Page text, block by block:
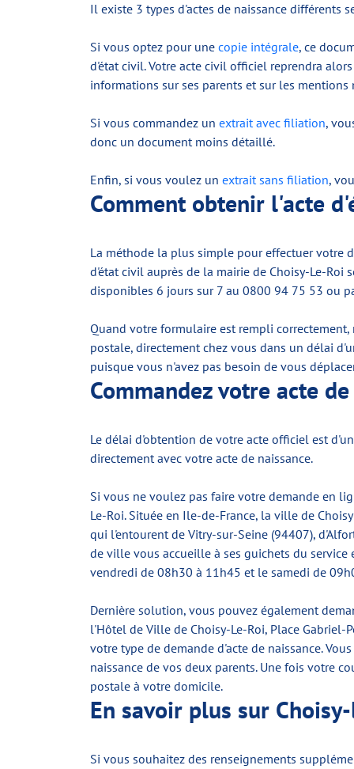
Il existe 3 types d'actes de naissance
Si vous optez pour une copie intégrale, ce
d'état civil. Votre acte civil officiel reprendra
informations sur ses parents et sur les
Si vous commandez un extrait avec filiation,
donc un document moins détaillé.
Enfin, si vous voulez un extrait sans filiation,
Comment obtenir l'acte
La méthode la plus simple pour effectuer votre
d'état civil auprès de la mairie de Choisy-Le-Roi
disponibles 6 jours sur 7 au 0800 94 75 53 ou
Quand votre formulaire est rempli
postale, directement chez vous dans un délai
puisque vous n'avez pas besoin de vous
Commandez votre acte
Le délai d'obtention de votre acte officiel est
directement avec votre acte de naissance.
Si vous ne voulez pas faire votre demande en
Le-Roi. Située en Ile-de-France, la ville de
qui l'entourent de Vitry-sur-Seine (94407),
de ville vous accueille à ses guichets du
vendredi de 08h30 à 11h45 et le samedi de
Dernière solution, vous pouvez également
l'Hôtel de Ville de Choisy-Le-Roi, Place
votre type de demande d'acte de naissance.
naissance de vos deux parents. Une fois votre
postale à votre domicile.
En savoir plus sur
Si vous souhaitez des renseignements